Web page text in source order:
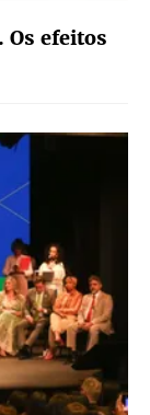
Os efeitos